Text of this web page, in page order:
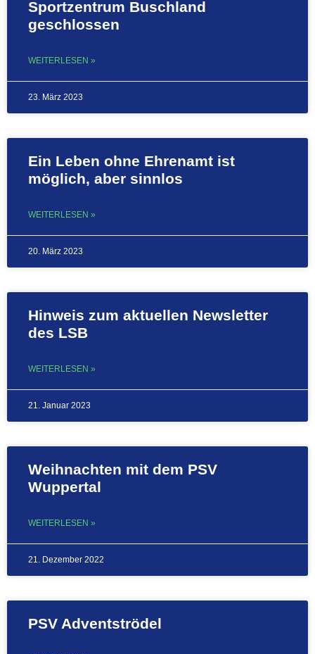
Sportzentrum Buschland
geschlossen
WEITERLESEN »
23. März 2023
Ein Leben ohne Ehrenamt ist
möglich, aber sinnlos
WEITERLESEN »
20. März 2023
Hinweis zum aktuellen Newsletter
des LSB
WEITERLESEN »
21. Januar 2023
Weihnachten mit dem PSV
Wuppertal
WEITERLESEN »
21. Dezember 2022
PSV Adventströdel